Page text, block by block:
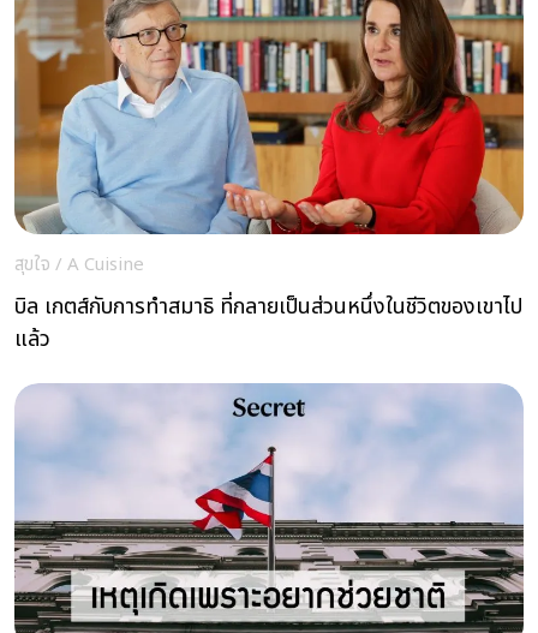
สุขใจ / A Cuisine
บิล เกตส์กับการทำสมาธิ ที่กลายเป็นส่วนหนึ่งในชีวิตของเขาไป
แล้ว